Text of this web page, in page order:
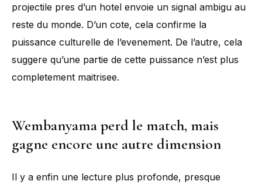
projectile pres d’un hotel envoie un signal ambigu au
reste du monde. D’un cote, cela confirme la
puissance culturelle de l’evenement. De l’autre, cela
suggere qu’une partie de cette puissance n’est plus
completement maitrisee.
Wembanyama perd le match, mais
gagne encore une autre dimension
Il y a enfin une lecture plus profonde, presque